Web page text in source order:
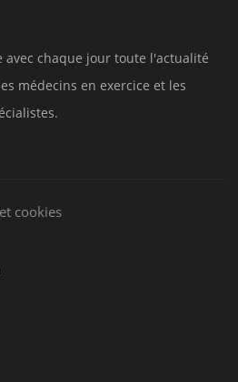
avec chaque jour toute l'actualité
médecins en exercice et les
cookies